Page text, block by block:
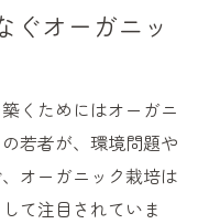
ぐオーガニッ
くためにはオーガニ
若者が、環境問題や
オーガニック栽培は
て注目されていま